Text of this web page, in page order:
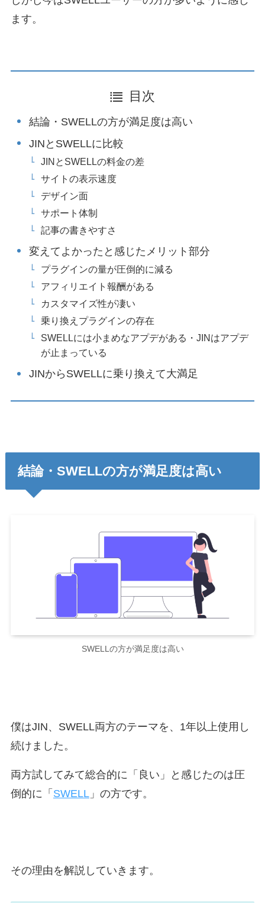
ます。
目次
結論・SWELLの方が満足度は高い
JINとSWELLに比較
JINとSWELLの料金の差
サイトの表示速度
デザイン面
サポート体制
記事の書きやすさ
変えてよかったと感じたメリット部分
プラグインの量が圧倒的に減る
アフィリエイト報酬がある
カスタマイズ性が凄い
乗り換えプラグインの存在
SWELLには小まめなアプデがある・JINはアプデ
が止まっている
JINからSWELLに乗り換えて大満足
結論・SWELLの方が満足度は高い
SWELLの方が満足度は高い
僕はJIN、SWELL両方のテーマを、1年以上使用し
続けました。
両方試してみて総合的に「良い」と感じたのは圧
倒的に「 SWELL」の方です。
その理由を解説していきます。